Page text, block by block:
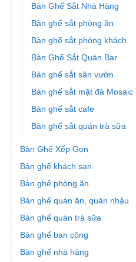
Bàn Ghế Sắt Nhà Hàng
Bàn ghế sắt phòng ăn
Bàn ghế sắt phòng khách
Bàn Ghế Sắt Quán Bar
Bàn ghế sắt sân vườn
Bàn ghế sắt mặt đá Mosaic
Bàn ghế sắt cafe
Bàn ghế sắt quán trà sữa
Bàn Ghế Xếp Gọn
Bàn ghế khách sạn
Bàn ghế phòng ăn
Bàn ghế quán ăn, quán nhậu
Bàn ghế quán trà sữa
Bàn ghế ban công
Bàn ghế nhà hàng